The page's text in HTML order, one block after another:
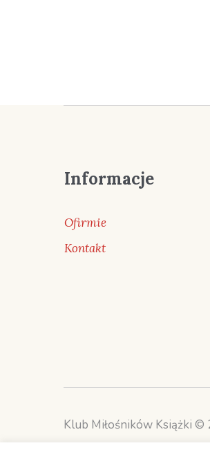
Informacje
Ofirmie
Kontakt
Klub Miłośników Książki ©